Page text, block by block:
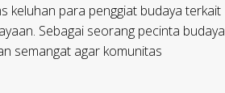
keluhan para penggiat budaya terkait
Sebagai seorang pecinta budaya
semangat agar komunitas